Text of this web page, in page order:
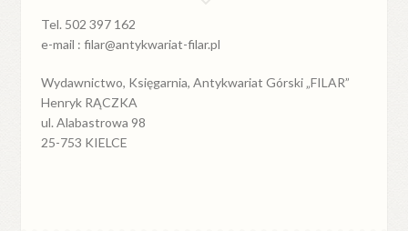
Tel. 502 397 162
e-mail : filar@antykwariat-filar.pl
Wydawnictwo, Księgarnia, Antykwariat Górski „FILAR”
Henryk RĄCZKA
ul. Alabastrowa 98
25-753 KIELCE